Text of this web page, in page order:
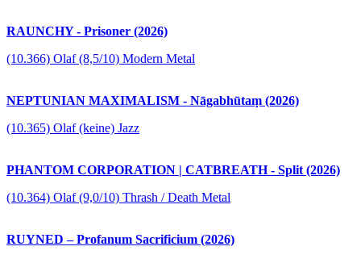
RAUNCHY - Prisoner (2026)
(10.366) Olaf (8,5/10) Modern Metal
NEPTUNIAN MAXIMALISM - Nāgabhūtaṃ (2026)
(10.365) Olaf (keine) Jazz
PHANTOM CORPORATION | CATBREATH - Split (2026)
(10.364) Olaf (9,0/10) Thrash / Death Metal
RUYNED – Profanum Sacrificium (2026)